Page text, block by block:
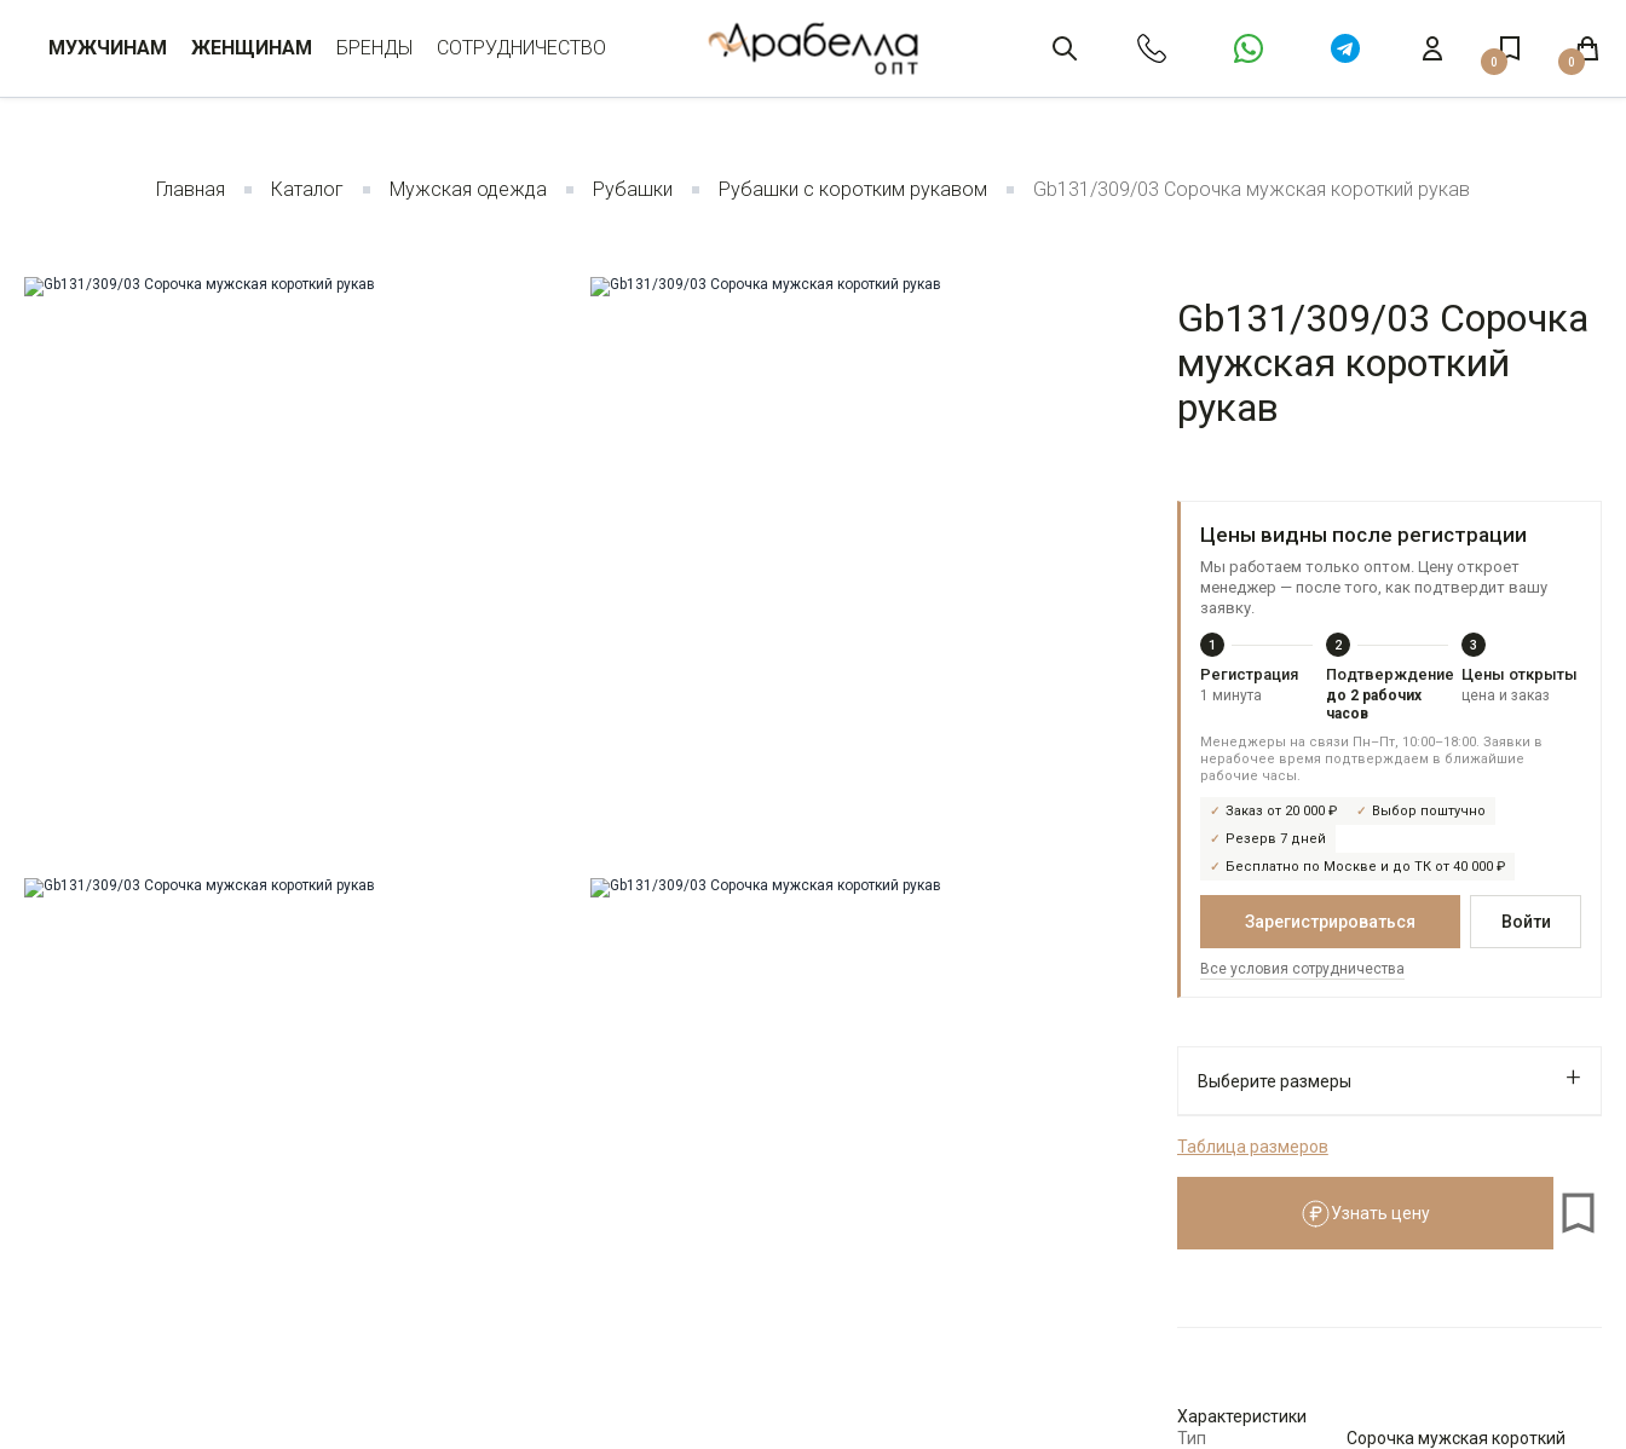
МУЖЧИНАМ ЖЕНЩИНАМ БРЕНДЫ СОТРУДНИЧЕСТВО
0 0
Главная Каталог Мужская одежда Рубашки Рубашки с коротким рукавом Gb131/309/03 Сорочка мужская короткий рукав
Gb131/309/03 Сорочка
мужская короткий
рукав
Цены видны после регистрации
Мы работаем только оптом. Цену откроет
менеджер — после того, как подтвердит вашу
заявку.
1
Регистрация
1 минута
2
Подтверждение
до 2 рабочих
часов
3
Цены открыты
цена и заказ
Менеджеры на связи Пн–Пт, 10:00–18:00. Заявки в
нерабочее время подтверждаем в ближайшие
рабочие часы.
Заказ от 20 000 ₽
Выбор поштучно
Резерв 7 дней
Бесплатно по Москве и до ТК от 40 000 ₽
Зарегистрироваться Войти
Все условия сотрудничества
Выберите размеры
Взять размерный ряд
Таблица размеров
Узнать цену
Характеристики
Тип
Сорочка мужская короткий